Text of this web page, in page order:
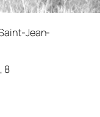
Jean-
, 8